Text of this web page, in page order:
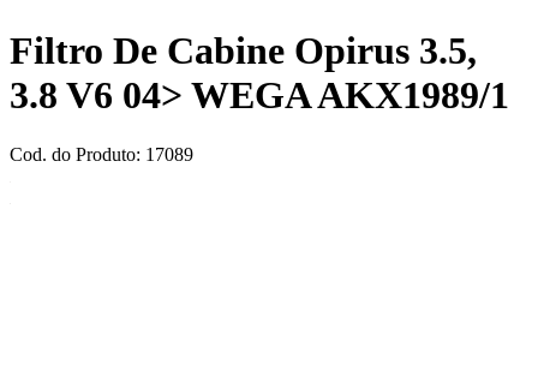
Filtro De Cabine Opirus 3.5,
3.8 V6 04> WEGA AKX1989/1
Cod. do Produto: 17089